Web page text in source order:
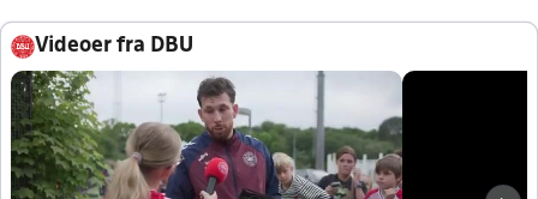
Videoer fra DBU